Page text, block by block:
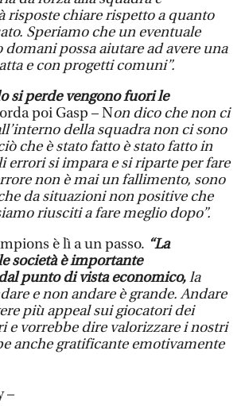
risposte chiare rispetto a quanto
Speriamo che un eventuale
possa aiutare ad avere una
e con progetti comuni”.
si perde vengono fuori le
poi Gasp – Non dico che non ci
della squadra non ci sono
che è stato fatto è stato fatto in
errori si impara e si riparte per fare
non è mai un fallimento, sono
da situazioni non positive che
riusciti a fare meglio dopo”.
è lì a un passo. “La
società è importante
punto di vista economico,la
e non andare è grande. Andare
più appeal sui giocatori dei
e vorrebbe dire valorizzare i nostri
anche gratificante emotivamente
–